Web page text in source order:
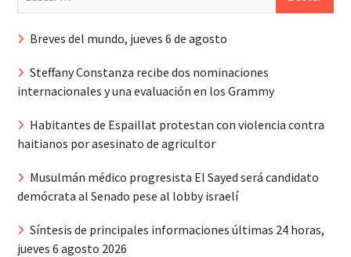
Breves del mundo, jueves 6 de agosto
Steffany Constanza recibe dos nominaciones
internacionales y una evaluación en los Grammy
Habitantes de Espaillat protestan con violencia contra
haitianos por asesinato de agricultor
Musulmán médico progresista El Sayed será candidato
demócrata al Senado pese al lobby israelí
Síntesis de principales informaciones últimas 24 horas,
jueves 6 agosto 2026